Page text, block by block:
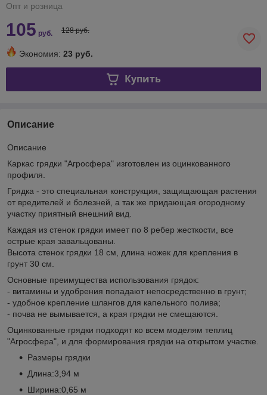
Опт и розница
105 руб. 128 руб.
Экономия: 23 руб.
Купить
Описание
Описание
Каркас грядки "Агросфера" изготовлен из оцинкованного
профиля.
Грядка - это специальная конструкция, защищающая растения
от вредителей и болезней, а так же придающая огородному
участку приятный внешний вид.
Каждая из стенок грядки имеет по 8 ребер жесткости, все
острые края завальцованы.
Высота стенок грядки 18 см, длина ножек для крепления в
грунт 30 см.
Основные преимущества использования грядок:
- витамины и удобрения попадают непосредственно в грунт;
- удобное крепление шлангов для капельного полива;
- почва не вымывается, а края грядки не смещаются.
Оцинкованные грядки подходят ко всем моделям теплиц
"Агросфера", и для формирования грядки на открытом участке.
Размеры грядки
Длина:3,94 м
Ширина:0,65 м